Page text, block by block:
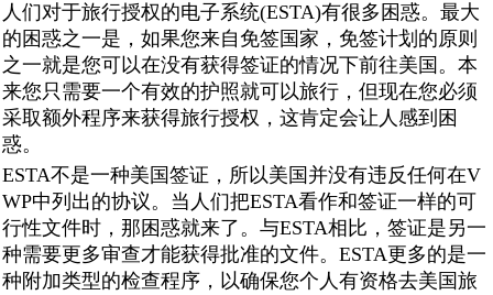
人们对于旅行授权的电子系统(ESTA)有很多困惑。最大
的困惑之一是，如果您来自免签国家，免签计划的原则
之一就是您可以在没有获得签证的情况下前往美国。本
来您只需要一个有效的护照就可以旅行，但现在您必须
采取额外程序来获得旅行授权，这肯定会让人感到困
惑。
ESTA不是一种美国签证，所以美国并没有违反任何在V
WP中列出的协议。当人们把ESTA看作和签证一样的可
行性文件时，那困惑就来了。与ESTA相比，签证是另一
种需要更多审查才能获得批准的文件。ESTA更多的是一
种附加类型的检查程序，以确保您个人有资格去美国旅